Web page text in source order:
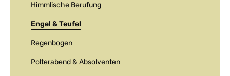
Himmlische Berufung
Engel & Teufel
Regenbogen
Polterabend & Absolventen